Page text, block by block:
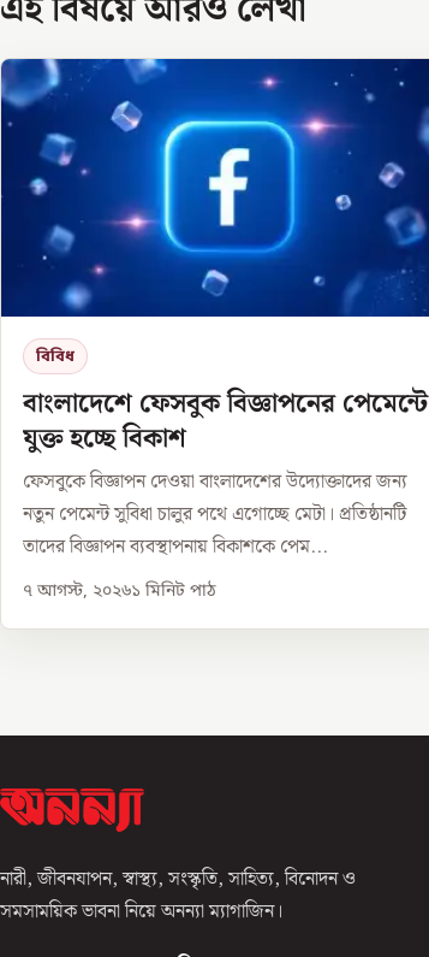
বিবিধ
বাংলাদেশে ফেসবুক বিজ্ঞাপনের পেমেন্টে
যুক্ত হচ্ছে বিকাশ
ফেসবুকে বিজ্ঞাপন দেওয়া বাংলাদেশের উদ্যোক্তাদের জন্য
নতুন পেমেন্ট সুবিধা চালুর পথে এগোচ্ছে মেটা। প্রতিষ্ঠানটি
তাদের বিজ্ঞাপন ব্যবস্থাপনায় বিকাশকে পেম...
৭ আগস্ট, ২০২৬১ মিনিট পাঠ
নারী, জীবনযাপন, স্বাস্থ্য, সংস্কৃতি, সাহিত্য, বিনোদন ও
সমসাময়িক ভাবনা নিয়ে অনন্যা ম্যাগাজিন।